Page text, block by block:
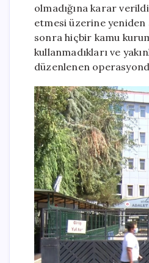
olmadığına karar
etmesi üzerine yeniden
sonra hiçbir kamu
kullanmadıkları ve
düzenlenen